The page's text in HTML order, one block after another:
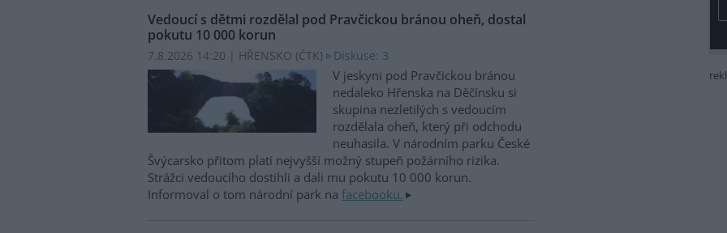
Vedoucí s dětmi rozdělal pod Pravčickou bránou oheň, dostal
pokutu 10 000 korun
7.8.2026 14:20 | HŘENSKO (ČTK) Diskuse: 3
V jeskyni pod Pravčickou bránou
nedaleko Hřenska na Děčínsku si
skupina nezletilých s vedoucím
rozdělala oheň, který při odchodu
neuhasila. V národním parku České
Švýcarsko přitom platí nejvyšší možný stupeň požárního rizika.
Strážci vedoucího dostihli a dali mu pokutu 10 000 korun.
Informoval o tom národní park na facebooku.